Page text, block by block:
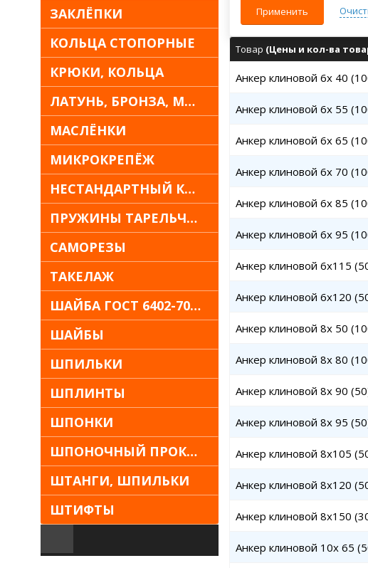
ЗАКЛЁПКИ
КОЛЬЦА СТОПОРНЫЕ
КРЮКИ, КОЛЬЦА
ЛАТУНЬ, БРОНЗА, МЕДЬ
МАСЛЁНКИ
МИКРОКРЕПЁЖ
НЕСТАНДАРТНЫЙ КРЕПЁЖ
ПРУЖИНЫ ТАРЕЛЬЧАТЫЕ
САМОРЕЗЫ
ТАКЕЛАЖ
ШАЙБА ГОСТ 6402-70 30Х13
ШАЙБЫ
ШПИЛЬКИ
ШПЛИНТЫ
ШПОНКИ
ШПОНОЧНЫЙ ПРОКАТ
ШТАНГИ, ШПИЛЬКИ
ШТИФТЫ
Применить
Товар (Цены и кол-ва
Анкер клиновой 6x 40
Анкер клиновой 6x 55
Анкер клиновой 6x 65
Анкер клиновой 6x 70
Анкер клиновой 6x 85
Анкер клиновой 6x 95
Анкер клиновой 6x115
Анкер клиновой 6x120
Анкер клиновой 8x 50
Анкер клиновой 8x 80
Анкер клиновой 8x 90
Анкер клиновой 8x 95
Анкер клиновой 8x105
Анкер клиновой 8x120
Анкер клиновой 8x150
Анкер клиновой 10x 65